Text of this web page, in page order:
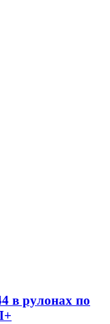
в рулонах по